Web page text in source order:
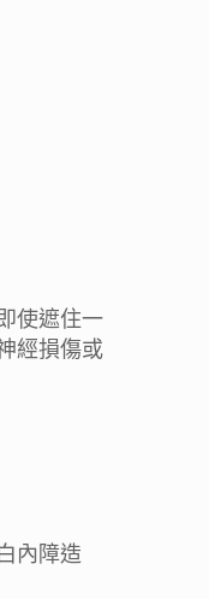
使遮住一
經損傷或
內障造